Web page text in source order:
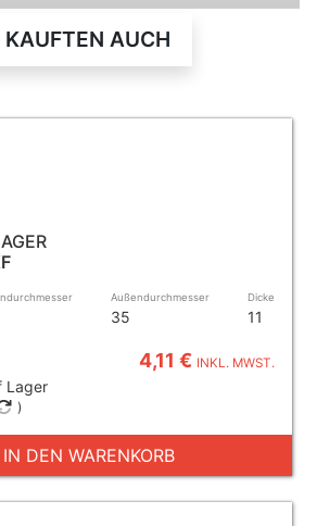
KAUFTEN AUCH
Außendurchmesser
35
Dicke
11
4,11 € INKL. MWST.
Lager
)
IN DEN WARENKORB